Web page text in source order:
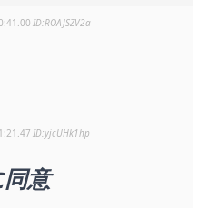
ROAJSZV2a
yjcUHk1hp
意